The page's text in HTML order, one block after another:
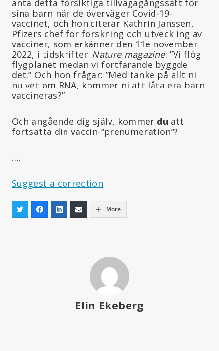
anta detta försiktiga tillvägagångssätt för
sina barn när de överväger Covid-19-
vaccinet, och hon citerar Kathrin Janssen,
Pfizers chef för forskning och utveckling av
vacciner, som erkänner den 11e november
2022, i tidskriften Nature magazine: ”Vi flög
flygplanet medan vi fortfarande byggde
det.” Och hon frågar: ”Med tanke på allt ni
nu vet om RNA, kommer ni att låta era barn
vaccineras?”
Och angående dig själv, kommer du att
fortsätta din vaccin-”prenumeration”?
….
Suggest a correction
More
Elin Ekeberg